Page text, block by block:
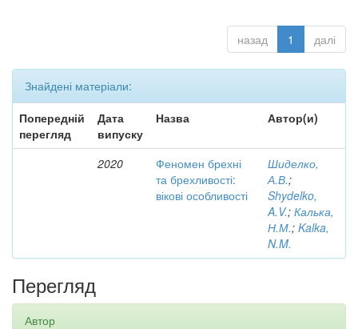
назад 1 далі
Знайдені матеріали:
Попередній
перегляд
Дата
випуску
Назва Автор(и)
2020
Феномен брехні
та брехливості:
вікові особливості
Шиделко,
А.В.;
Shydelko,
A.V.; Калька,
Н.М.; Kalka,
N.M.
Перегляд
Автор